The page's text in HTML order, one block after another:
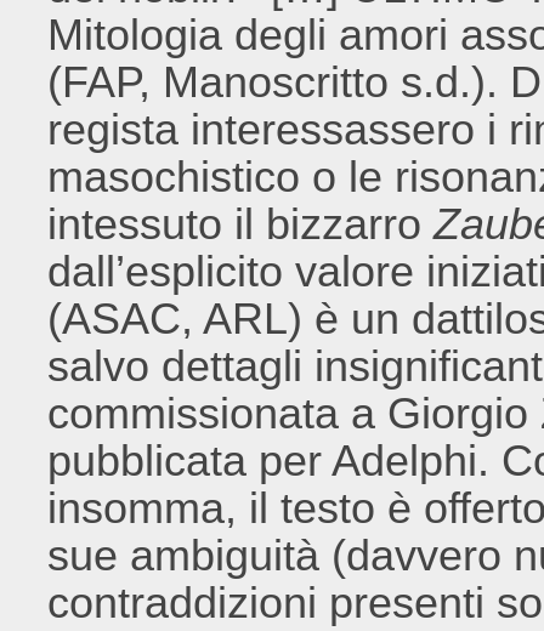
Mitologia degli amori
(FAP, Manoscritto s.d.).
regista interessassero i
masochistico o le
intessuto il bizzarro
dall’esplicito valore
(ASAC, ARL) è un
salvo dettagli
commissionata a
pubblicata per Adelphi.
insomma, il testo è
sue ambiguità (davvero
contraddizioni presenti